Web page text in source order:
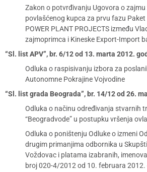
Zakon o potvrđivanju Ugovora o zajmu
povlašćenog kupca za prvu fazu Paket
POWER PLANT PROJECTS između
zajmoprimca i Kineske Export-Import
“Sl. list APV”, br. 6/12 od 13. marta 2012.
Odluka o raspisivanju izbora za
Autonomne Pokrajine Vojvodine
“Sl. list grada Beograda”, br. 14/12 od 26.
Odluka o načinu određivanja stvarnih
“Beogradvode” u postupku vršenja
Odluka o poništenju Odluke o izmeni
drugim primanjima odbornika u
Voždovac i platama izabranih,
broj 020-4/2012 od 10. februara 2012.